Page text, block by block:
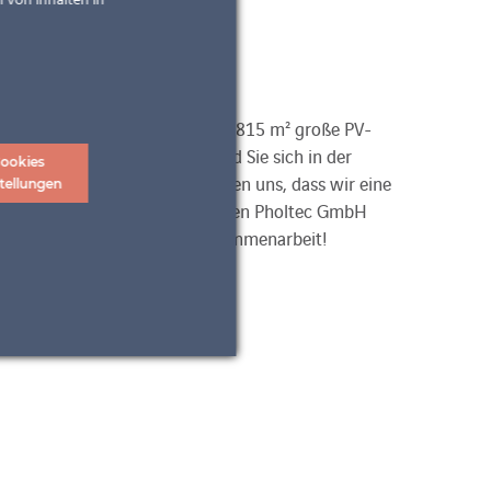
entstanden. Das fast 815 m² große PV-
und Niederschlag, während Sie sich in der
Unternehmen freuen uns, dass wir eine
niederösterreichischen Pholtec GmbH
für die großartige Zusammenarbeit!